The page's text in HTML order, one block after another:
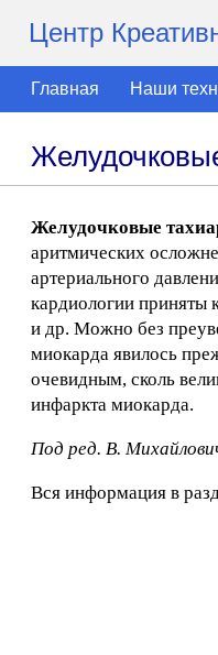
Центр
Главная Наши
Желудочковые
аритмических
артериального
кардиологии приняты
и др. Можно без
миокарда явилось
очевидным, сколь
инфаркта миокарда.
Под ред. В.
Вся информация в